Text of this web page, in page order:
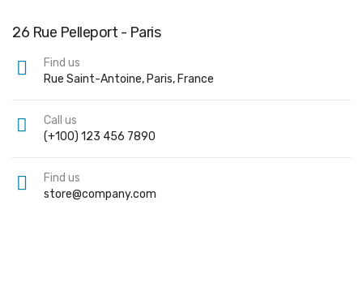
26 Rue Pelleport - Paris
Find us
Rue Saint-Antoine, Paris, France
Call us
(+100) 123 456 7890
Find us
store@company.com